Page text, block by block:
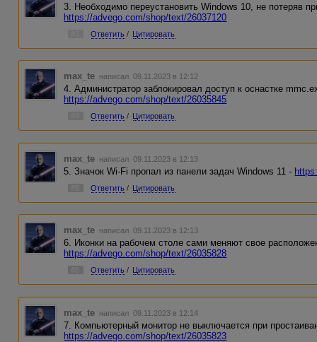
3. Необходимо переустановить Windows 10, не потеряв
https://advego.com/shop/text/26037120
Ответить / Цитировать
max_te написал 09.11.2023 в 12:12
4. Администратор заблокировал доступ к оснастке
https://advego.com/shop/text/26035845
Ответить / Цитировать
max_te написал 09.11.2023 в 12:13
5. Значок Wi-Fi пропал из панели задач Windows 11 -
Ответить / Цитировать
max_te написал 09.11.2023 в 12:13
6. Иконки на рабочем столе сами меняют свое
https://advego.com/shop/text/26035828
Ответить / Цитировать
max_te написал 09.11.2023 в 12:14
7. Компьютерный монитор не выключается при
https://advego.com/shop/text/26035823